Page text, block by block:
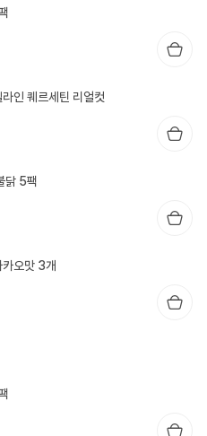
인 퀘르세틴 리얼컷
닭 5팩
오맛 3개